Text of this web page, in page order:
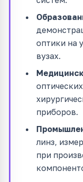
оптики на
вузах.
приборов.
линз,
при